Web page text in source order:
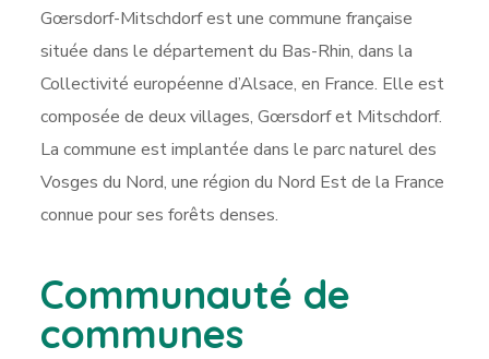
Gœrsdorf-Mitschdorf est une commune française
située dans le département du Bas-Rhin, dans la
Collectivité européenne d’Alsace, en France. Elle est
composée de deux villages, Gœrsdorf et Mitschdorf.
La commune est implantée dans le parc naturel des
Vosges du Nord, une région du Nord Est de la France
connue pour ses forêts denses.
Communauté de
communes